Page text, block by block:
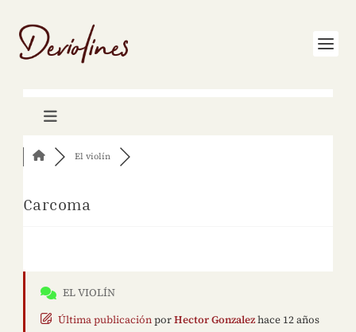
El violín
Carcoma
EL VIOLÍN
Última publicaciónporHector Gonzalezhace 12 años